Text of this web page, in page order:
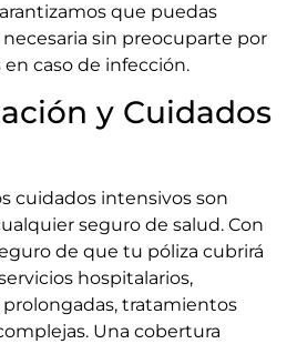
que puedas
sin preocuparte por
caso de infección.
y Cuidados
cuidados intensivos son
seguro de salud. Con
de que tu póliza cubrirá
hospitalarios,
tratamientos
Una cobertura